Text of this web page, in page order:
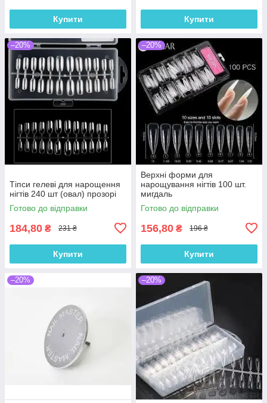
Купити Купити
–20%
Тіпси гелеві для нарощення
нігтів 240 шт (овал) прозорі
Готово до відправки
184,80 ₴ 231 ₴
Купити
–20%
Верхні форми для
нарощування нігтів 100 шт.
мигдаль
Готово до відправки
156,80 ₴ 196 ₴
Купити
–20% –20%